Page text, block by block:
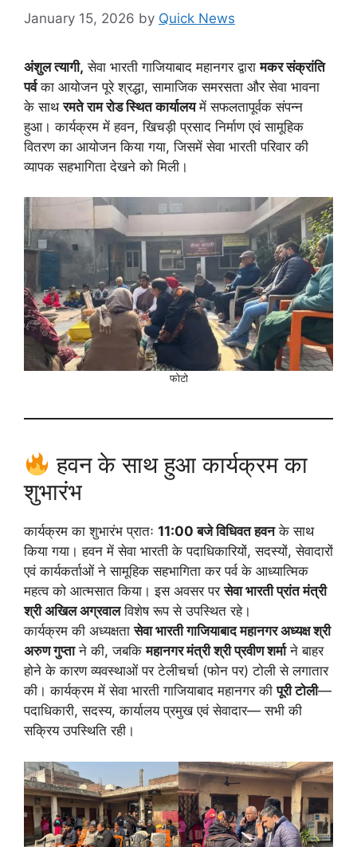
January 15, 2026 by Quick News
अंशुल त्यागी, सेवा भारती गाजियाबाद महानगर द्वारामकर संक्रांति
पर्वका आयोजन पूरे श्रद्धा, सामाजिक समरसता और सेवा भावना
के साथरमते राम रोड स्थित कार्यालयमें सफलतापूर्वक संपन्न
हुआ। कार्यक्रम में हवन, खिचड़ी प्रसाद निर्माण एवं सामूहिक
वितरण का आयोजन किया गया, जिसमें सेवा भारती परिवार की
व्यापक सहभागिता देखने को मिली।
फोटो
हवन के साथ हुआ कार्यक्रम का
शुभारंभ
कार्यक्रम का शुभारंभ प्रातः 11:00 बजे विधिवत हवनके साथ
किया गया। हवन में सेवा भारती के पदाधिकारियों, सदस्यों, सेवादारों
एवं कार्यकर्ताओं ने सामूहिक सहभागिता कर पर्व के आध्यात्मिक
महत्व को आत्मसात किया। इस अवसर परसेवा भारती प्रांत मंत्री
श्री अखिल अग्रवालविशेष रूप से उपस्थित रहे।
कार्यक्रम की अध्यक्षतासेवा भारती गाजियाबाद महानगर अध्यक्ष श्री
अरुण गुप्ताने की, जबकिमहानगर मंत्री श्री प्रवीण शर्माने बाहर
होने के कारण व्यवस्थाओं पर टेलीचर्चा (फोन पर) टोली से लगातार
की। कार्यक्रम में सेवा भारती गाजियाबाद महानगर कीपूरी टोली—
पदाधिकारी, सदस्य, कार्यालय प्रमुख एवं सेवादार— सभी की
सक्रिय उपस्थिति रही।